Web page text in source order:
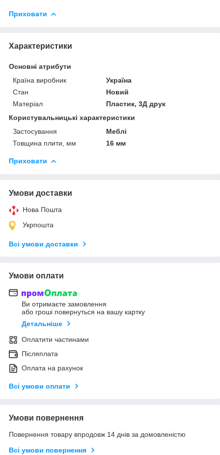
Приховати
Характеристики
Основні атрибути
Країна виробник
Україна
Стан
Новий
Матеріал
Пластик, 3Д друк
Користувальницькі характеристики
Застосування
Меблі
Товщина плити, мм
16 мм
Приховати
Умови доставки
Нова Пошта
Укрпошта
Всі умови доставки
Умови оплати
Ви отримаєте замовлення
або гроші повернуться на вашу картку
Детальніше
Оплатити частинами
Післяплата
Оплата на рахунок
Всі умови оплати
Умови повернення
Повернення товару впродовж 14 днів за домовленістю
Всі умови повернення